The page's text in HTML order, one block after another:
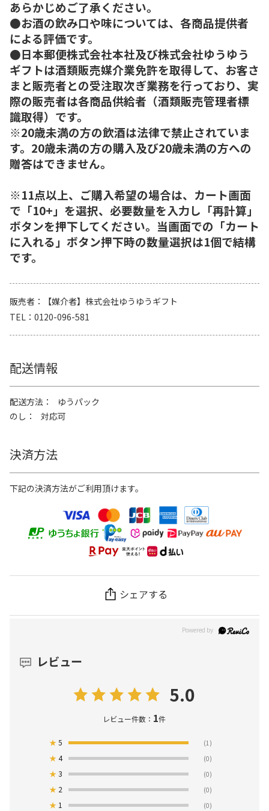
あらかじめご了承ください。
●お酒の飲み口や味については、各商品提供者
による評価です。
●日本郵便株式会社本社及び株式会社ゆうゆう
ギフトは酒類販売媒介業免許を取得して、お客さ
まと販売者との受注取次ぎ業務を行っており、実
際の販売者は各商品供給者（酒類販売管理者標
識取得）です。
※20歳未満の方の飲酒は法律で禁止されていま
す。20歳未満の方の購入及び20歳未満の方への
贈答はできません。
※11点以上、ご購入希望の場合は、カート画面
で「10+」を選択、必要数量を入力し「再計算」
ボタンを押下してください。当画面での「カート
に入れる」ボタン押下時の数量選択は1個で結構
です。
販売者
【媒介者】株式会社ゆうゆうギフト
TEL
0120-096-581
配送情報
配送方法
ゆうパック
のし
対応可
決済方法
下記の決済方法がご利用頂けます。
シェアする
レビュー
5.0
レビュー件数： 1件
★5 (1)
★4 (0)
★3 (0)
★ 2 (0)
★ 1 (0)